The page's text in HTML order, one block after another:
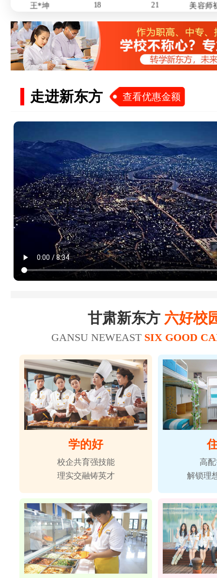
华*涛 20 21
杨* 18 21
冯* 16 19
屈*天 15 18
李*东 19 22 美发师
杜*龙 20
20 21
陈*财 23 25
赵*轩 25 26
17 20 美容师
张*禄 19 22
16
18 21 美容师
走进新东方 查看优惠金额
甘肃新东方 六好校
GANSU NEWEASTSIX GOOD
学的好
校企共育强技能
理实交融铸英才
高
解锁理